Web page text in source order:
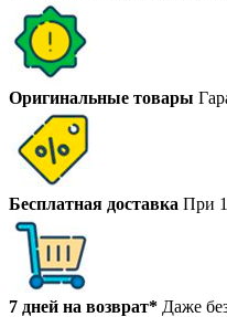
Оригинальные товары
Бесплатная доставка При
7 дней на возврат* Даже